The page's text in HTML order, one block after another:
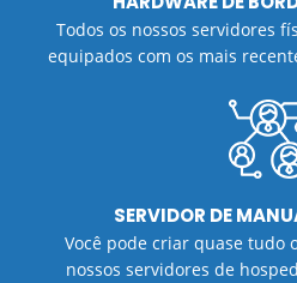
Todos os nossos servidores
equipados com os mais
SERVIDOR DE
Você pode criar quase tudo
nossos servidores de